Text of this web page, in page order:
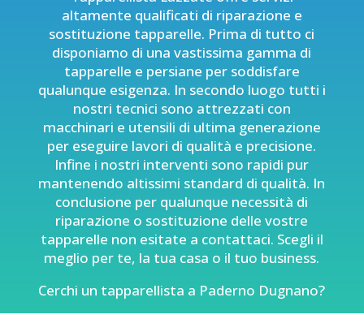
altamente qualificati di riparazione e
sostituzione tapparelle. Prima di tutto ci
disponiamo di una vastissima gamma di
tapparelle e persiane per soddisfare
qualunque esigenza. In secondo luogo tutti i
nostri tecnici sono attrezzati con
macchinari e utensili di ultima generazione
per eseguire lavori di qualità e precisione.
Infine i nostri interventi sono rapidi pur
mantenendo altissimi standard di qualità. In
conclusione per qualunque necessità di
riparazione o sostituzione delle vostre
tapparelle non esitate a contattaci. Scegli il
meglio per te, la tua casa o il tuo business.
Cerchi un tapparellista a Paderno Dugnano?